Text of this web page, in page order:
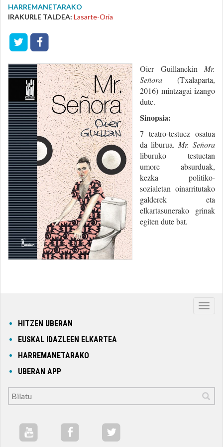
HARREMANETARAKO
IRAKURLE TALDEA: Lasarte-Oria
Oier Guillanekin Mr.
Señora (Txalaparta,
2016) mintzagai izango
dute.
Sinopsia:
7 teatro-testuez osatua
da liburua. Mr. Señora
liburuko testuetan
umore absurduak,
kezka politiko-
sozialetan oinarritutako
galderek eta
elkartasunerako grinak
egiten dute bat.
HITZEN UBERAN
EUSKAL IDAZLEEN ELKARTEA
HARREMANETARAKO
UBERAN APP